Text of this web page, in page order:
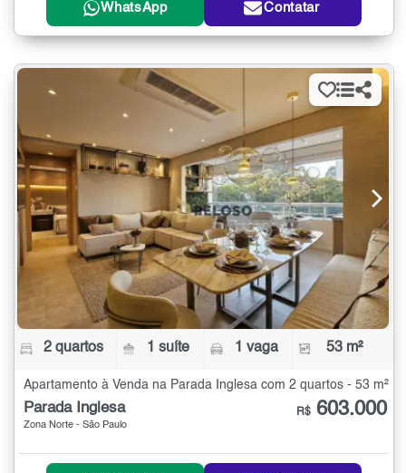
WhatsApp Contatar
2 quartos 1 suíte 1 vaga 53 m²
Apartamento à Venda na Parada Inglesa com 2 quartos - 53 m²
Parada Inglesa
Zona Norte - São Paulo
R$ 603.000